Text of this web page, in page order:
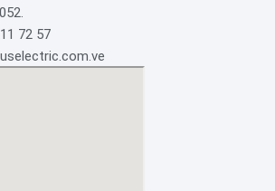
72 57